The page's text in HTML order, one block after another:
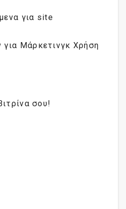
για site
για Μάρκετινγκ Χρήση
σου!